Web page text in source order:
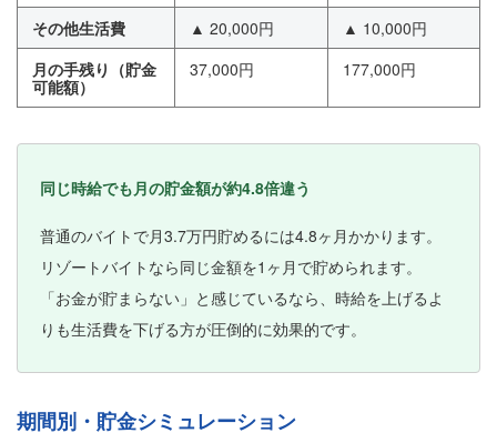
その他生活費
▲ 20,000円
▲ 10,000円
月の手残り（貯金
可能額）
37,000円 177,000円
同じ時給でも月の貯金額が約4.8倍違う
普通のバイトで月3.7万円貯めるには4.8ヶ月かかります。
リゾートバイトなら同じ金額を1ヶ月で貯められます。
「お金が貯まらない」と感じているなら、時給を上げるよ
りも生活費を下げる方が圧倒的に効果的です。
期間別・貯金シミュレーション